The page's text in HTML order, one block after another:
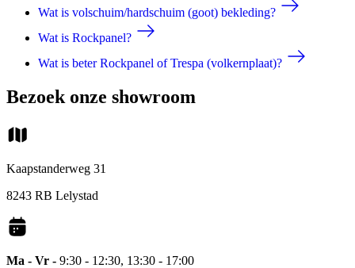
Wat is volschuim/hardschuim (goot) bekleding?
Wat is Rockpanel?
Wat is beter Rockpanel of Trespa (volkernplaat)?
Bezoek onze showroom
Kaapstanderweg 31
8243 RB Lelystad
Ma - Vr - 9:30 - 12:30, 13:30 - 17:00